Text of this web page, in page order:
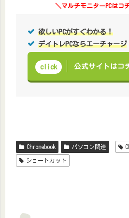
＼マルチモニターPCはコ
欲しいPCがすぐわかる！
デイトレPCならエーチャージ
click 公式サイトはコ
Chromebook パソコン関連
ショートカット